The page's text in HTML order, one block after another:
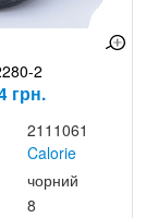
2
грн.
2111061
Calorie
чорний
8